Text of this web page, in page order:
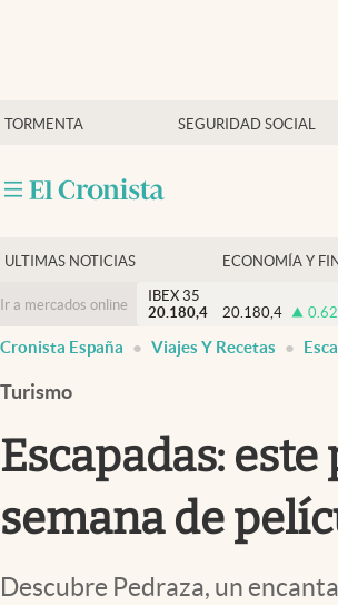
TORMENTA SEGURIDAD SOCIAL
Economía y finanzas
Criptomonedas
ULTIMAS NOTICIAS ECONOMÍA Y
Ir a mercados online
IBEX 35
20.180,4
20.180,4 0.62
Cronista España Viajes Y Recetas
Turismo
Escapadas:
semana de
Descubre Pedraza, un